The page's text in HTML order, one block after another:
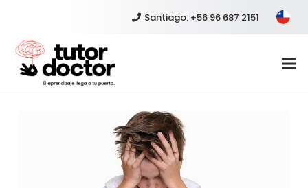
Santiago: +56 96 687 2151